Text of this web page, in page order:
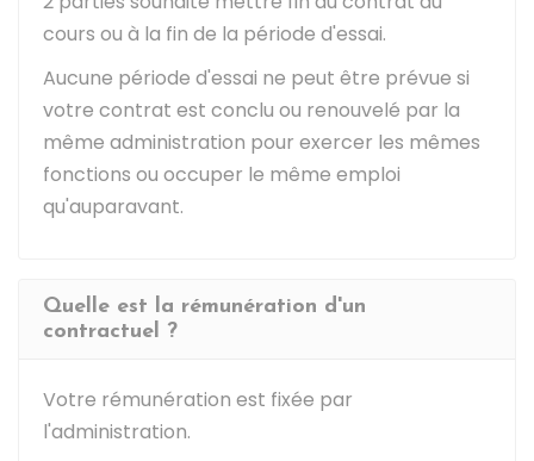
cours ou à la fin de la période d'essai.
Aucune période d'essai ne peut être prévue si
votre contrat est conclu ou renouvelé par la
même administration pour exercer les mêmes
fonctions ou occuper le même emploi
qu'auparavant.
Quelle est la rémunération d'un
contractuel ?
Votre rémunération est fixée par
l'administration.